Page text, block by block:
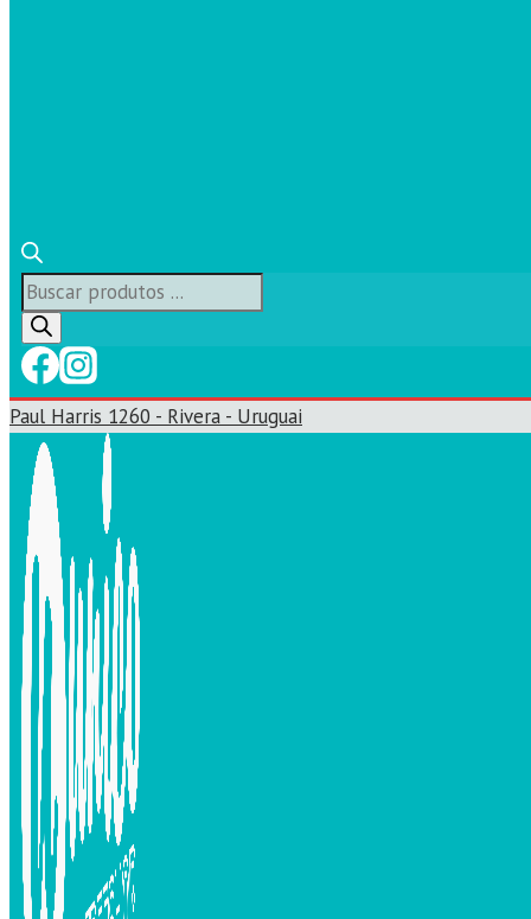
Búsqueda
de
productos
Paul Harris 1260 - Rivera - Uruguai